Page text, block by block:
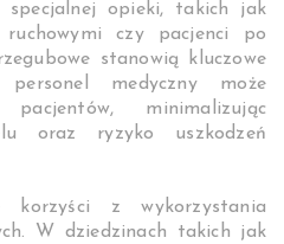
specjalnej opieki, takich jak
czy pacjenci po
stanowią kluczowe
medyczny może
pacjentów, minimalizując
oraz ryzyko uszkodzeń
korzyści z wykorzystania
W dziedzinach takich jak